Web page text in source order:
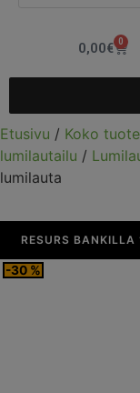
0,00€ 0
Etusivu / Koko
lumilautailu /
lumilauta
BANKILLA 12
-30 %